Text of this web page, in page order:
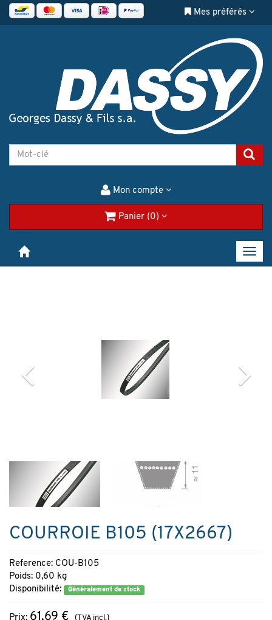
Mes préférés
Mon compte
Panier (0)
COURROIE B105 (17X2667)
Reference: COU-B105
Poids: 0,60 kg
Disponibilité:
Généralement de stock
Prix: 61,69 €
(TVA incl.)